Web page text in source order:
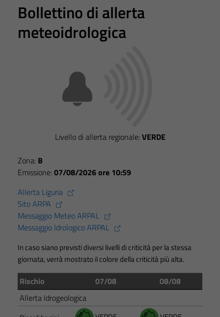
Bollettino di allerta
meteoidrologica
Livello di allerta regionale: VERDE
Zona: B
Emissione: 07/08/2026 ore 10:59
Allerta Liguria
Sito ARPA
Messaggio Meteo ARPAL
Messaggio Idrologico ARPAL
In caso siano previsti diversi livelli di criticità per la stessa
giornata, verrà mostrato il colore della criticità più alta.
Rischio 07/08
08/08
Allerta Idrogeologica